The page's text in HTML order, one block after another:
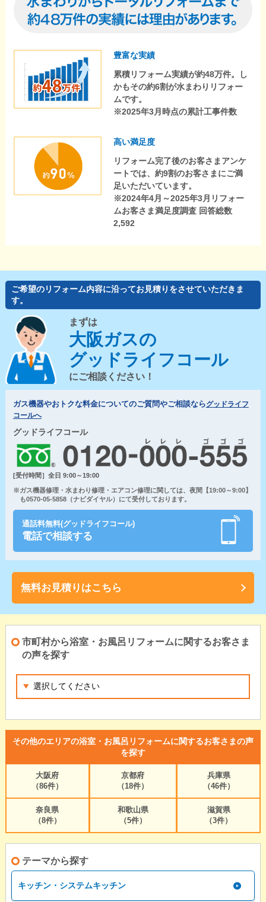
豊富な実績
累積リフォーム実績が約48万件。し
かもその約6割が水まわりリフォー
ムです。
※2025年3月時点の累計工事件数
高い満足度
リフォーム完了後のお客さまアンケ
ートでは、約9割のお客さまにご満
足いただいています。
※2024年4月～2025年3月リフォー
ムお客さま満足度調査 回答総数
2,592
ご希望のリフォーム内容に沿ってお見積りをさせていただきま
す。
まずは
大阪ガスの
グッドライフコール
にご相談ください！
ガス機器やおトクな料金についてのご質問やご相談ならグッドライフ
コールへ
グッドライフコール
[受付時間］全日 9:00～19:00
※ガス機器修理・水まわり修理・エアコン修理に関しては、夜間【19:00～9:00】
も0570-05-5858（ナビダイヤル）にて受付しております。
通話料無料(グッドライフコール)
電話で相談する
無料お見積りはこちら
市町村から浴室・お風呂リフォームに関するお客さま
の声を探す
その他のエリアの浴室・お風呂リフォームに関するお客さまの声
を探す
大阪府
（86件）
京都府
（18件）
兵庫県
（46件）
奈良県
（8件）
和歌山県
（5件）
滋賀県
（3件）
テーマから探す
キッチン・システムキッチン